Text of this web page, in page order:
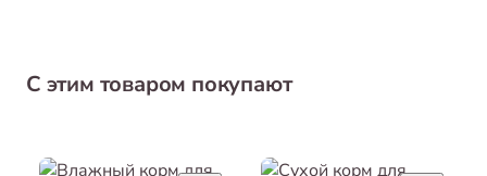
С этим товаром покупают